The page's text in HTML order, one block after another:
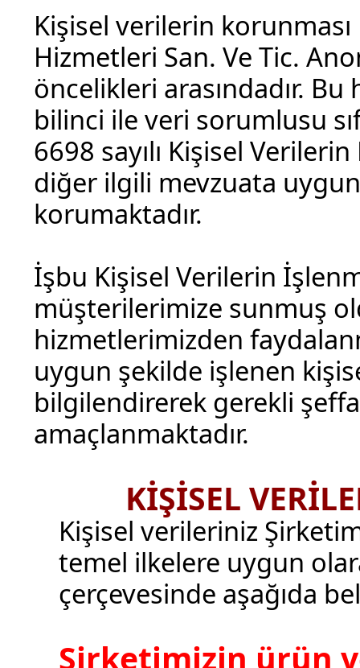
Kişisel verilerin
Hizmetleri San. Ve Tic.
öncelikleri arasındadır.
bilinci ile veri sorumlusu
6698 sayılı Kişisel
diğer ilgili mevzuata
korumaktadır.
İşbu Kişisel Verilerin
müşterilerimize sunmuş
hizmetlerimizden
uygun şekilde işlenen
bilgilendirerek gerekli
amaçlanmaktadır.
KİŞİSEL
Kişisel verileriniz
temel ilkelere uygun
çerçevesinde aşağıda
Şirketimizin ürün